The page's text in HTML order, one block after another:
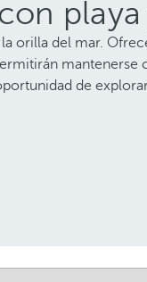
orilla del mar.
de